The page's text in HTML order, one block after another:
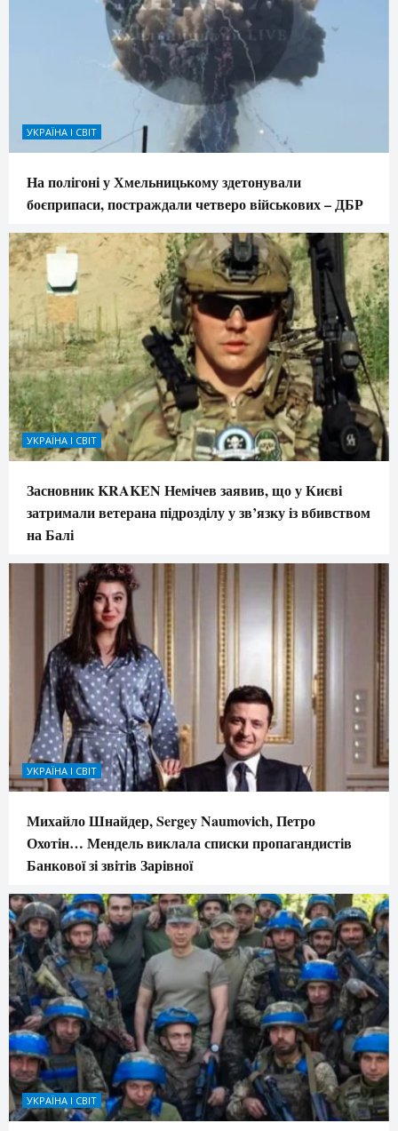
УКРАЇНА І СВІТ
На полігоні у Хмельницькому здетонували
боєприпаси, постраждали четверо військових – ДБР
УКРАЇНА І СВІТ
Засновник KRAKEN Немічев заявив, що у Києві
затримали ветерана підрозділу у зв’язку із вбивством
на Балі
УКРАЇНА І СВІТ
Михайло Шнайдер, Sergey Naumovich, Петро
Охотін… Мендель виклала списки пропагандистів
Банкової зі звітів Зарівної
УКРАЇНА І СВІТ